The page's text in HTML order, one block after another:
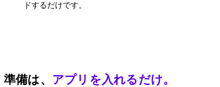
ドするだけです。
準備は、 アプリを入れるだけ。